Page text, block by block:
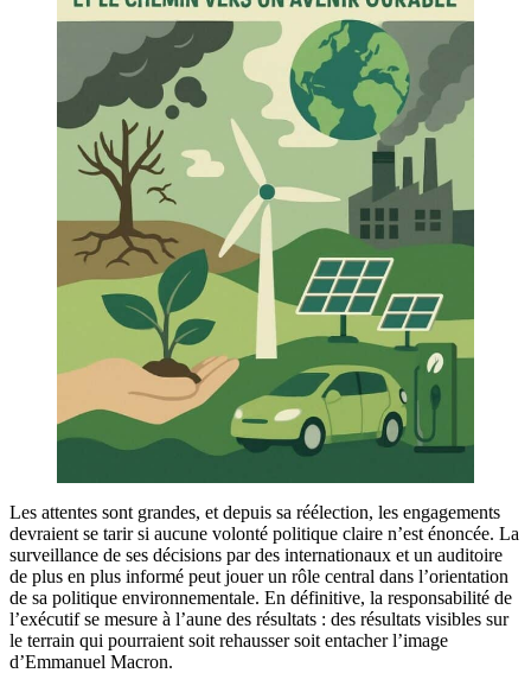
Les attentes sont grandes, et depuis sa réélection, les engagements
devraient se tarir si aucune volonté politique claire n’est énoncée. La
surveillance de ses décisions par des internationaux et un auditoire
de plus en plus informé peut jouer un rôle central dans l’orientation
de sa politique environnementale. En définitive, la responsabilité de
l’exécutif se mesure à l’aune des résultats : des résultats visibles sur
le terrain qui pourraient soit rehausser soit entacher l’image
d’Emmanuel Macron.